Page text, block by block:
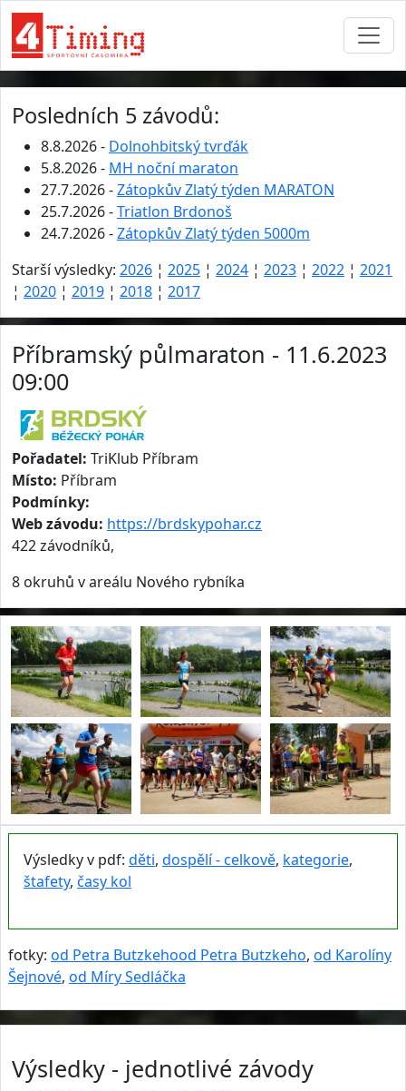
Posledních 5 závodů:
8.8.2026 - Dolnohbitský tvrďák
5.8.2026 - MH noční maraton
27.7.2026 -Zátopkův Zlatý týden MARATON
25.7.2026 -Triatlon Brdonoš
24.7.2026 -Zátopkův Zlatý týden 5000m
Starší výsledky: 2026 ¦ 2025 ¦ 2024 ¦ 2023 ¦ 2022 ¦ 2021
¦ 2020 ¦ 2019 ¦ 2018 ¦ 2017
Příbramský půlmaraton - 11.6.2023
09:00
Pořadatel: TriKlub Příbram
Místo: Příbram
Podmínky:
Web závodu: https://brdskypohar.cz
422 závodníků,
8 okruhů v areálu Nového rybníka
Výsledky v pdf: děti, dospělí - celkově, kategorie,
štafety, časy kol
fotky: od Petra Butzkehood Petra Butzkeho, od Karolíny
Šejnové, od Míry Sedláčka
Výsledky - jednotlivé závody